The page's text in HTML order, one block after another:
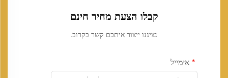
קבלו הצעת מחיר חינם
נציגנו ייצור איתכם קשר בקרוב.
אימייל